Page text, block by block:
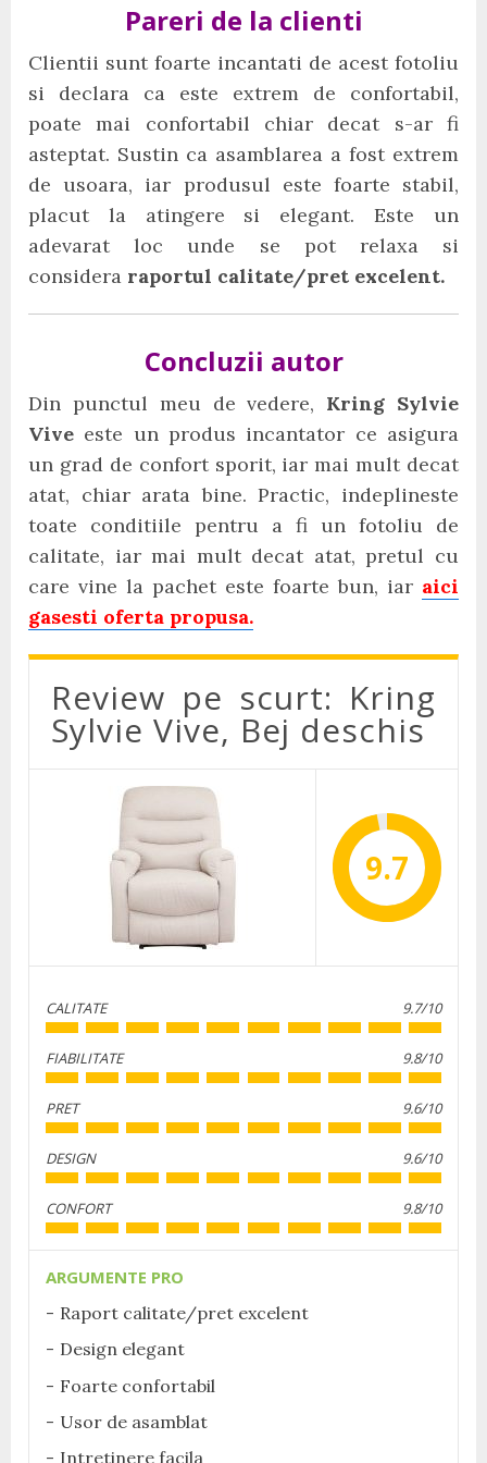
Pareri de la clienti
Clientii sunt foarte incantati de acest fotoliu
si declara ca este extrem de confortabil,
poate mai confortabil chiar decat s-ar fi
asteptat. Sustin ca asamblarea a fost extrem
de usoara, iar produsul este foarte stabil,
placut la atingere si elegant. Este un
adevarat loc unde se pot relaxa si
considera raportul calitate/pret excelent.
Concluzii autor
Din punctul meu de vedere, Kring Sylvie
Vive este un produs incantator ce asigura
un grad de confort sporit, iar mai mult decat
atat, chiar arata bine. Practic, indeplineste
toate conditiile pentru a fi un fotoliu de
calitate, iar mai mult decat atat, pretul cu
care vine la pachet este foarte bun, iar aici
gasesti oferta propusa.
Review pe scurt: Kring
Sylvie Vive, Bej deschis
9.7
CALITATE 9.7/10
FIABILITATE 9.8/10
PRET 9.6/10
DESIGN 9.6/10
CONFORT 9.8/10
ARGUMENTE PRO
Raport calitate/pret excelent
Design elegant
Foarte confortabil
Usor de asamblat
Intretinere facila